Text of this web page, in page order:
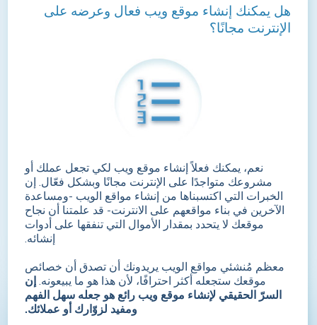
هل يمكنك إنشاء موقع ويب فعال وعرضه على
الإنترنت مجانًا؟
نعم، يمكنك فعلاً إنشاء موقع ويب لكي تجعل عملك أو
مشروعك متواجدًا على الإنترنت مجانًا وبشكل فعّال. إن
الخبرات التي اكتسبناها من إنشاء مواقع الويب -ومساعدة
الآخرين في بناء مواقعهم على الانترنت- قد علمتنا أن نجاح
موقعك لا يتحدد بمقدار الأموال التي تنفقها على أدوات
إنشائه.
معظم مُنشئي مواقع الويب يريدونك أن تصدق أن خصائص
موقعك ستجعله أكثر احترافًا، لأن هذا هو ما يبيعونه.إن
السرّ الحقيقي لإنشاء موقع ويب رائع هو جعله سهل الفهم
ومفيد لزوّارك أو عملائك.